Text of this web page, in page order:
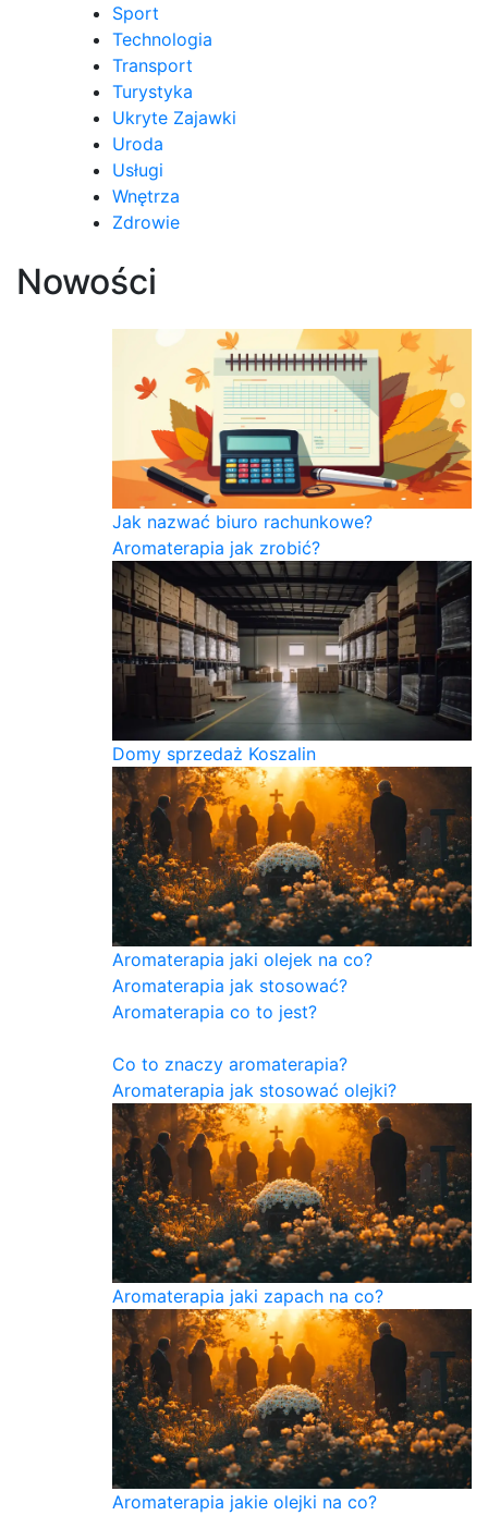
Sport
Technologia
Transport
Turystyka
Ukryte Zajawki
Uroda
Usługi
Wnętrza
Zdrowie
Nowości
Jak nazwać biuro rachunkowe?
Aromaterapia jak zrobić?
Domy sprzedaż Koszalin
Aromaterapia jaki olejek na co?
Aromaterapia jak stosować?
Aromaterapia co to jest?
Co to znaczy aromaterapia?
Aromaterapia jak stosować olejki?
Aromaterapia jaki zapach na co?
Aromaterapia jakie olejki na co?